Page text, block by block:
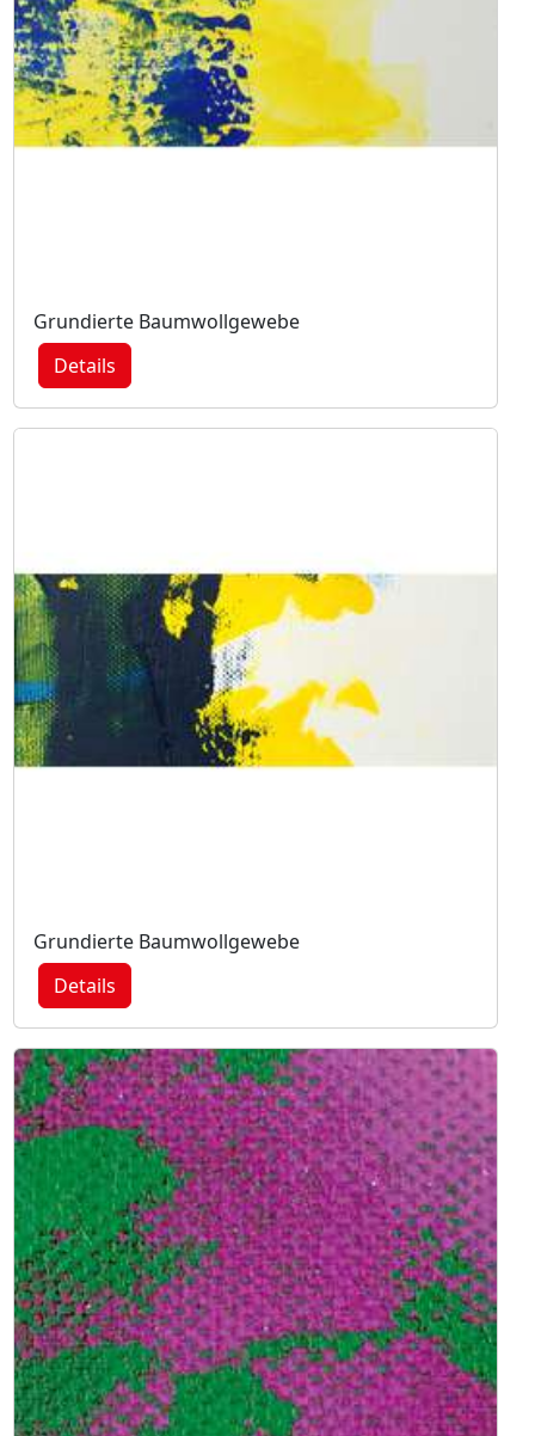
Grundierte Baumwollgewebe
Details
Grundierte Baumwollgewebe
Details